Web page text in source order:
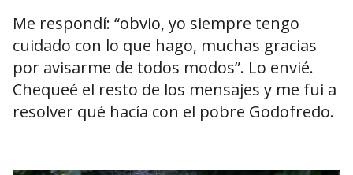
Me respondí: “obvio, yo siempre tengo
cuidado con lo que hago, muchas gracias
por avisarme de todos modos”. Lo envié.
Chequeé el resto de los mensajes y me fui a
resolver qué hacía con el pobre Godofredo.